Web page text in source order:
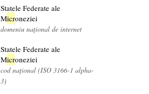
Statele Federate ale
Microneziei
domeniu național de internet
Statele Federate ale
Microneziei
cod național (ISO 3166-1 alpha-
3)